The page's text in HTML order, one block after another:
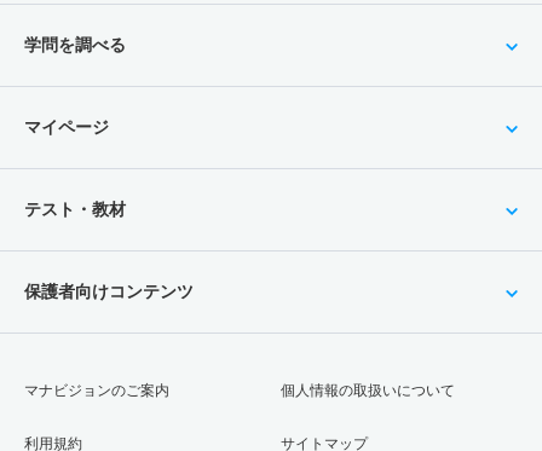
学問を調べる
マイページ
テスト・教材
保護者向けコンテンツ
マナビジョンのご案内
利用規約
個人情報の取扱いについて
サイトマップ